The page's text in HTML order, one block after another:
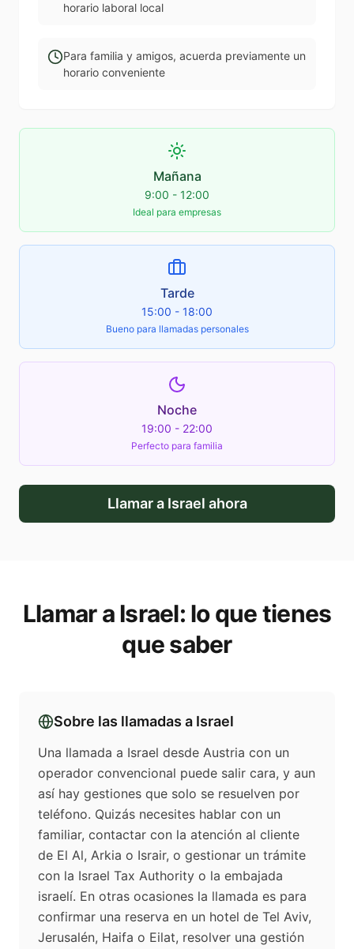
horario laboral local
Para familia y amigos, acuerda previamente un
horario conveniente
Mañana
9:00 - 12:00
Ideal para empresas
Tarde
15:00 - 18:00
Bueno para llamadas personales
Noche
19:00 - 22:00
Perfecto para familia
Llamar a Israel ahora
Llamar aIsrael: lo que tienes
que saber
Sobre las llamadas a Israel
Una llamada a Israel desde Austria con un
operador convencional puede salir cara, y aun
así hay gestiones que solo se resuelven por
teléfono. Quizás necesites hablar con un
familiar, contactar con la atención al cliente
de El Al, Arkia o Israir, o gestionar un trámite
con la Israel Tax Authority o la embajada
israelí. En otras ocasiones la llamada es para
confirmar una reserva en un hotel de Tel Aviv,
Jerusalén, Haifa o Eilat, resolver una gestión